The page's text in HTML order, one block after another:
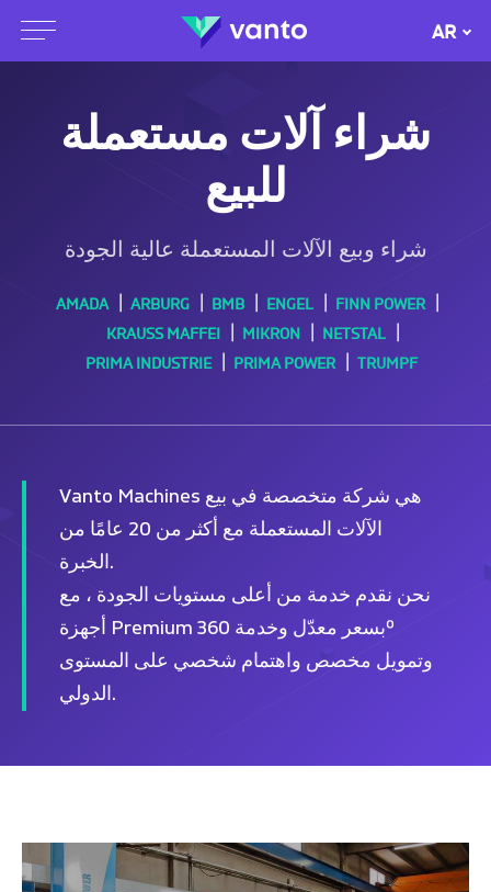
AR
شراء آلات مستعملة
للبيع
شراء وبيع الآلات المستعملة عالية الجودة
AMADA ARBURG BMB ENGEL
FINN POWER
KRAUSS MAFFEI
MIKRON
NETSTAL
PRIMA INDUSTRIE
PRIMA POWER TRUMPF
Vanto Machines هي شركة متخصصة في بيع
الآلات المستعملة مع أكثر من 20 عامًا من
الخبرة.
نحن نقدم خدمة من أعلى مستويات الجودة ، مع
أجهزة Premium بسعر معدّل وخدمة 360º
وتمويل مخصص واهتمام شخصي على المستوى
الدولي.